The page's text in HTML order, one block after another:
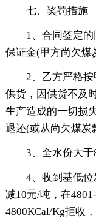
七、奖罚措施
1、合同签定
保证金(甲方尚欠煤
2、乙方严格
供货，因供货不及
生产造成的一切损
退还(或从尚欠煤炭
3、全水份大于
4、收到基低
减10元/吨，在
4800KCal/Kg拒收